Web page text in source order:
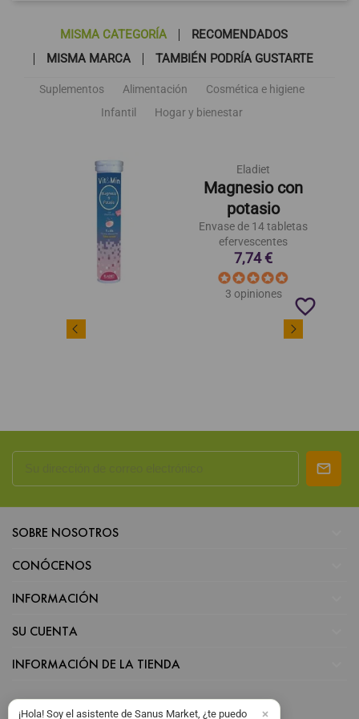
MISMA CATEGORÍA
RECOMENDADOS
MISMA MARCA
TAMBIÉN PODRÍA GUSTARTE
Suplementos Alimentación
Cosmética e higiene
Infantil
Hogar y bienestar
Eladiet
Magnesio con
potasio
Envase de 14 tabletas
efervescentes
7,74 €
3 opiniones
favorite_border
SOBRE NOSOTROS
CONÓCENOS
INFORMACIÓN
SU CUENTA
INFORMACIÓN DE LA TIENDA
¡Hola! Soy el asistente de Sanus Market, ¿te puedo